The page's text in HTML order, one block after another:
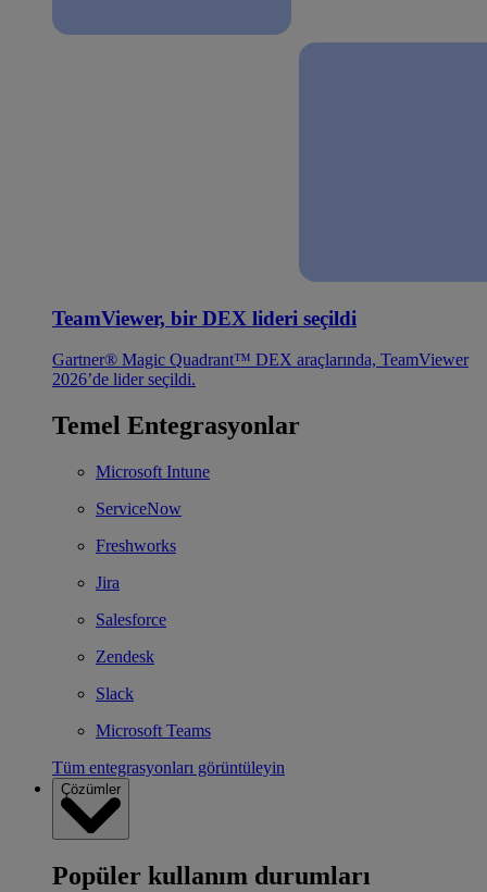
TeamViewer, bir DEX lideri seçildi
Gartner® Magic Quadrant™ DEX araçlarında, TeamViewer
2026’de lider seçildi.
Temel Entegrasyonlar
Microsoft Intune
ServiceNow
Freshworks
Jira
Salesforce
Zendesk
Slack
Microsoft Teams
Tüm entegrasyonları görüntüleyin
Çözümler
Popüler kullanım durumları